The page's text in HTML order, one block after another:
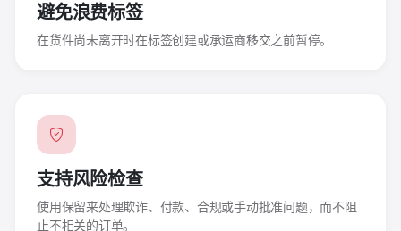
避免浪费标签
在货件尚未离开时在标签创建或承运商移交之前暂停。
支持风险检查
使用保留来处理欺诈、付款、合规或手动批准问题，而不阻
止不相关的订单。